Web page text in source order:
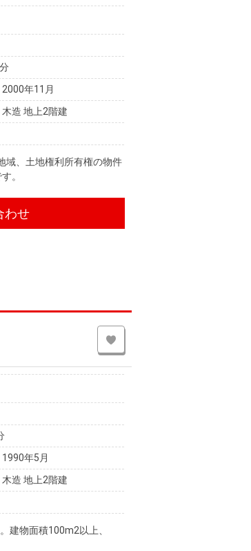
2000年11月
木造 地上2階建
域、土地権利所有権の物件
。
わせ
1990年5月
木造 地上2階建
建物面積100m2以上、